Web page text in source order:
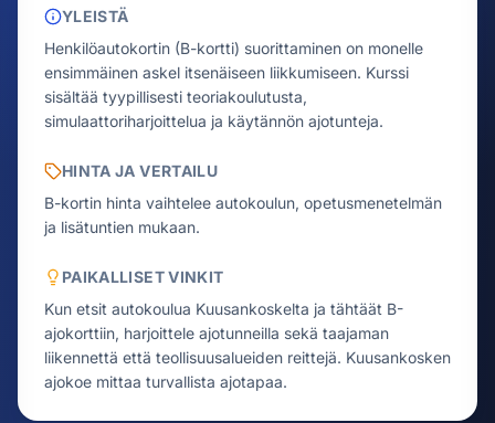
YLEISTÄ
Henkilöautokortin (B-kortti) suorittaminen on monelle
ensimmäinen askel itsenäiseen liikkumiseen. Kurssi
sisältää tyypillisesti teoriakoulutusta,
simulaattoriharjoittelua ja käytännön ajotunteja.
HINTA JA VERTAILU
B-kortin hinta vaihtelee autokoulun, opetusmenetelmän
ja lisätuntien mukaan.
PAIKALLISET VINKIT
Kun etsit autokoulua Kuusankoskelta ja tähtäät B-
ajokorttiin, harjoittele ajotunneilla sekä taajaman
liikennettä että teollisuusalueiden reittejä. Kuusankosken
ajokoe mittaa turvallista ajotapaa.